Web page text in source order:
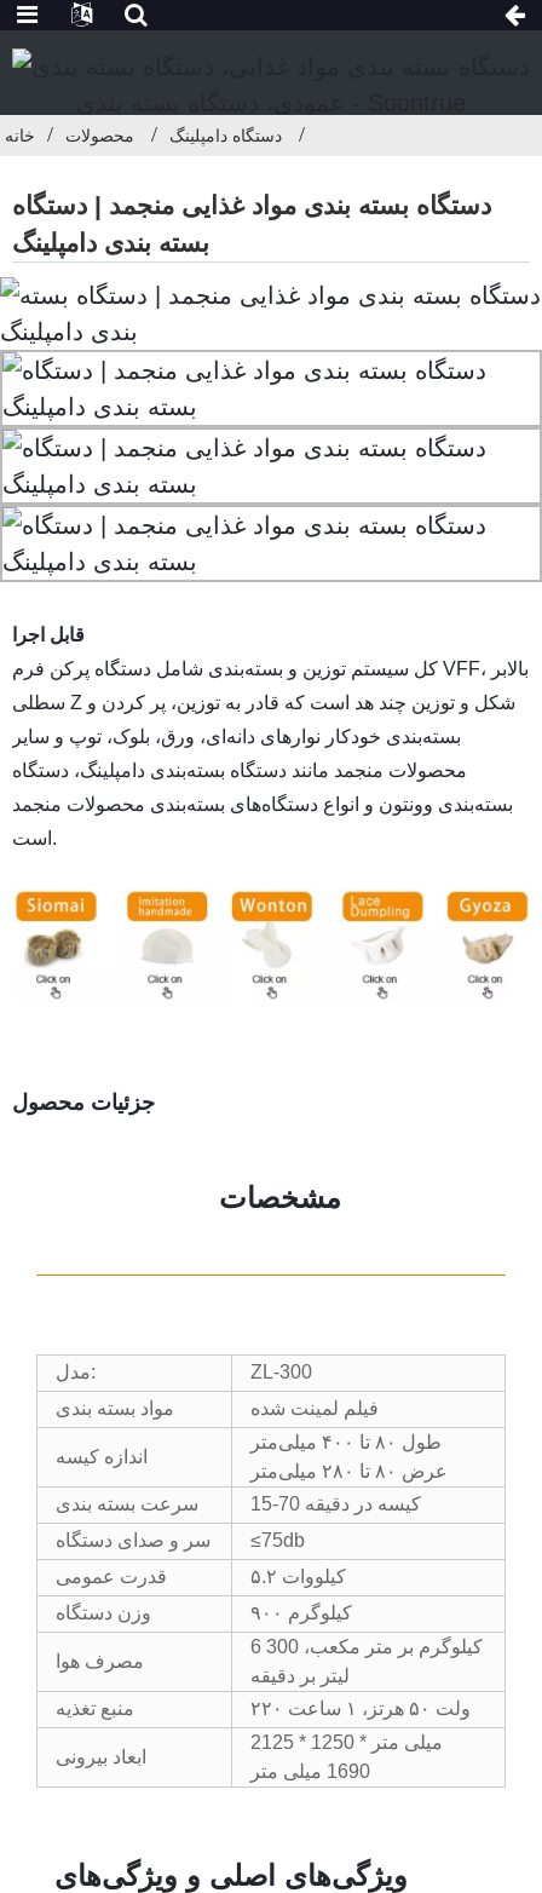
خانه محصولات دستگاه دامپلینگ
دستگاه بسته بندی مواد غذایی منجمد | دستگاه
بسته بندی دامپلینگ
قابل اجرا
کل سیستم توزین و بسته‌بندی شامل دستگاه پرکن فرم VFF، بالابر
سطلی Z شکل و توزین چند هد است که قادر به توزین، پر کردن و
بسته‌بندی خودکار نوارهای دانه‌ای، ورق، بلوک، توپ و سایر
محصولات منجمد مانند دستگاه بسته‌بندی دامپلینگ، دستگاه
بسته‌بندی وونتون و انواع دستگاه‌های بسته‌بندی محصولات منجمد
است.
جزئیات محصول
مشخصات
مدل:
ZL-300
مواد بسته بندی
فیلم لمینت شده
اندازه کیسه
طول ۸۰ تا ۴۰۰ میلی‌متر
عرض ۸۰ تا ۲۸۰ میلی‌متر
سرعت بسته بندی
15-70 کیسه در دقیقه
سر و صدای دستگاه
≤75db
قدرت عمومی
۵.۲ کیلووات
وزن دستگاه
۹۰۰ کیلوگرم
مصرف هوا
6 کیلوگرم بر متر مکعب، 300
لیتر بر دقیقه
منبع تغذیه
۲۲۰ ولت ۵۰ هرتز، ۱ ساعت
ابعاد بیرونی
2125 * 1250 میلی متر *
1690 میلی متر
ویژگی‌های اصلی و ویژگی‌های